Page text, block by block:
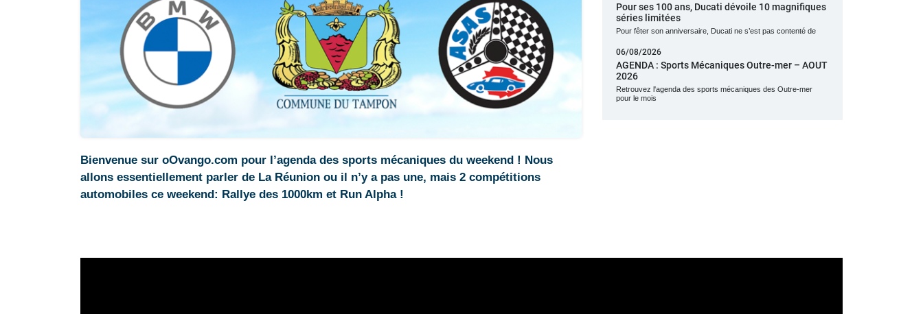
Bienvenue sur oOvango.com pour l’agenda des sports mécaniques du weekend ! Nous
allons essentiellement parler de La Réunion ou il n’y a pas une, mais 2 compétitions
automobiles ce weekend: Rallye des 1000km et Run Alpha !
Pour ses 100 ans, Ducati dévoile 10 magnifiques
séries limitées
Pour fêter son anniversaire, Ducati ne s’est pas contenté de
06/08/2026
AGENDA : Sports Mécaniques Outre-mer – AOUT
2026
Retrouvez l'agenda des sports mécaniques des Outre-mer
pour le mois